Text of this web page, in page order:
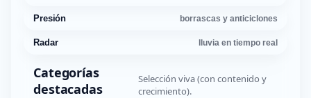
Presión borrascas y anticiclones
Radar lluvia en tiempo real
Categorías
destacadas
Selección viva (con contenido y
crecimiento).